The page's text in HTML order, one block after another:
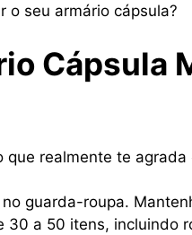
o seu armário cápsula?
Cápsula
que realmente te
guarda-roupa.
30 a 50 itens, incluindo